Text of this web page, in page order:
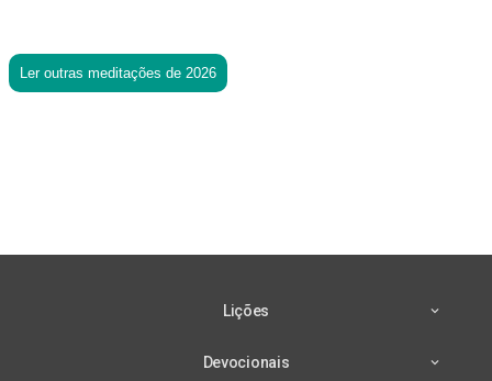
Ler outras meditações de 2026
Lições
Devocionais